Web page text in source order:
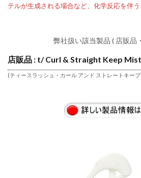
テルが生成される場合など、化学反応を伴う
弊社扱い該当製品 ( 店販品
店販品 : t/ Curl & Straight Keep
(ティースラッシュ・カール アンド ストレートキー